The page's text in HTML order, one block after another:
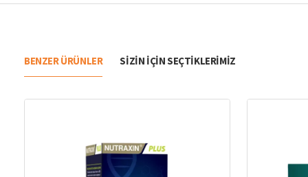
BENZER ÜRÜNLER SIZIN IÇIN SEÇTIKLERIMIZ